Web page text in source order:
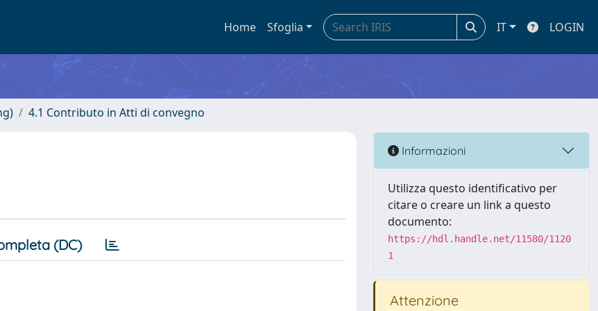
Home Sfoglia IT LOGIN
4.1 Contributo in Atti di convegno
(DC)
Informazioni
Utilizza questo identificativo per
citare o creare un link a questo
documento:
https://hdl.handle.net/11580/1120
1
Attenzione